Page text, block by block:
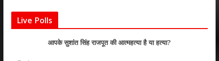
Live Polls
आपके सुशांत सिंह राजपूत की आत्महत्या है या हत्या?